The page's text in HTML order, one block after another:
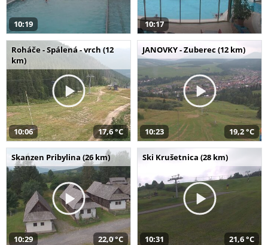
10:19 10:17
Roháče - Spálená - vrch (12
km)
10:06 17,6 °C
JANOVKY - Zuberec (12 km)
10:23 19,2 °C
Skanzen Pribylina (26 km)
10:29 22,0 °C
Ski Krušetnica (28 km)
10:31 21,6 °C